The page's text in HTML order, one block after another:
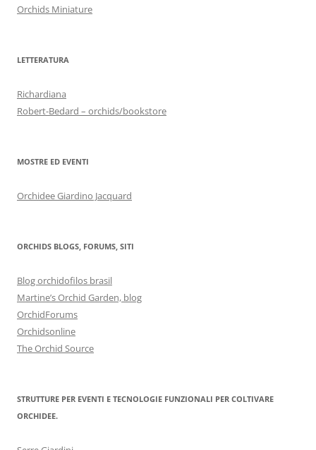
Orchids Miniature
LETTERATURA
Richardiana
Robert-Bedard – orchids/bookstore
MOSTRE ED EVENTI
Orchidee Giardino Jacquard
ORCHIDS BLOGS, FORUMS, SITI
Blog orchidofilos brasil
Martine’s Orchid Garden, blog
OrchidForums
Orchidsonline
The Orchid Source
STRUTTURE PER EVENTI E TECNOLOGIE FUNZIONALI PER COLTIVARE
ORCHIDEE.